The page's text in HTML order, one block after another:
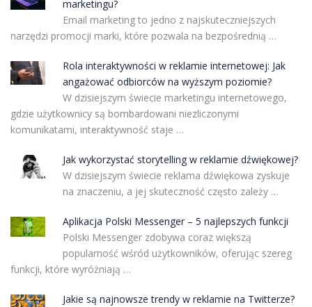
marketingu?
Email marketing to jedno z najskuteczniejszych
narzędzi promocji marki, które pozwala na bezpośrednią …
Rola interaktywności w reklamie internetowej: Jak
angażować odbiorców na wyższym poziomie?
W dzisiejszym świecie marketingu internetowego,
gdzie użytkownicy są bombardowani niezliczonymi
komunikatami, interaktywność staje …
Jak wykorzystać storytelling w reklamie dźwiękowej?
W dzisiejszym świecie reklama dźwiękowa zyskuje
na znaczeniu, a jej skuteczność często zależy …
Aplikacja Polski Messenger – 5 najlepszych funkcji
Polski Messenger zdobywa coraz większą
popularność wśród użytkowników, oferując szereg
funkcji, które wyróżniają …
Jakie są najnowsze trendy w reklamie na Twitterze?